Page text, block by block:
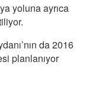
yoluna ayrıca
da 2016
planlanıyor